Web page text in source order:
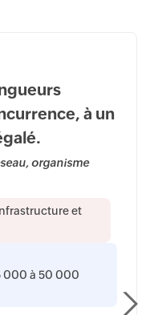
à un
organisme
et
000 à 50 000